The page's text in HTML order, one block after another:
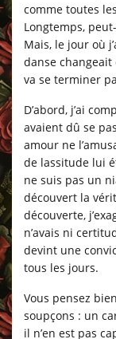
comme toutes
Longtemps,
Mais, le jour où
danse
va se terminer
D’abord, j’ai
avaient dû se
amour ne
de lassitude lui
ne suis pas un
découvert la
découverte,
n’avais ni
devint une
tous les jours.
Vous pensez
soupçons : un
il n’en est pas